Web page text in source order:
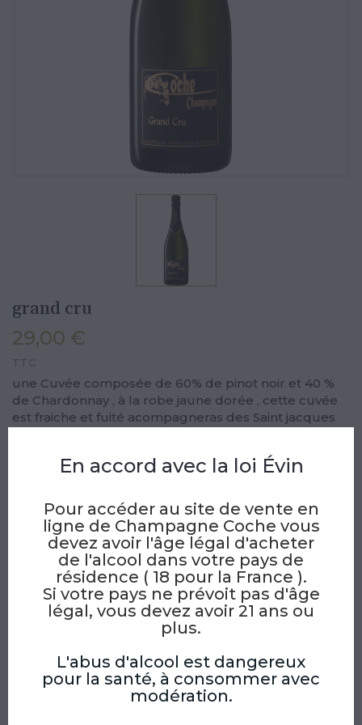
grand cru
29,00 €
une Cuvée composée de 60% de pinot noir et 40 %
de Chardonnay , à la robe jaune dorée , cette cuvée
est fraiche et fuité acompagneras des Saint jacques
AJOUTER AU PANIER
Partager
PartagerTweet Pinterest
Site internet et paiement sécurisé avec
Livraison en France Métropolitaine et à
l'étranger
En accord avec la loi Évin
Pour accéder au site de vente en
ligne de Champagne Coche vous
devez avoir l'âge légal d'acheter
de l'alcool dans votre pays de
résidence ( 18 pour la France ).
Si votre pays ne prévoit pas d'âge
légal, vous devez avoir 21 ans ou
plus.
L'abus d'alcool est dangereux
pour la santé, à consommer avec
modération.